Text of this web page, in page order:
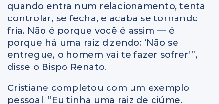
quando entra num relacionamento, tenta
controlar, se fecha, e acaba se tornando
fria. Não é porque você é assim — é
porque há uma raiz dizendo: ‘Não se
entregue, o homem vai te fazer sofrer’”,
disse o Bispo Renato.
Cristiane completou com um exemplo
pessoal: “Eu tinha uma raiz de ciúme.